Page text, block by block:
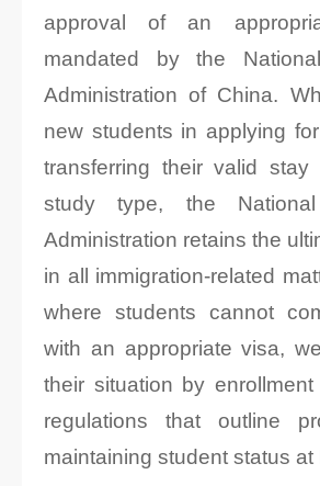
approval of an
mandated by the
Administration of China.
new students in applying
transferring their valid
study type, the National
Administration retains the
in all immigration-related
where students cannot
with an appropriate visa,
their situation by enrollment
regulations that outline
maintaining student status at